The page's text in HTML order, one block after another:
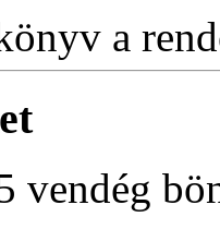
a
vendég